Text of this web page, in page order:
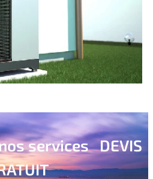
services DEVIS